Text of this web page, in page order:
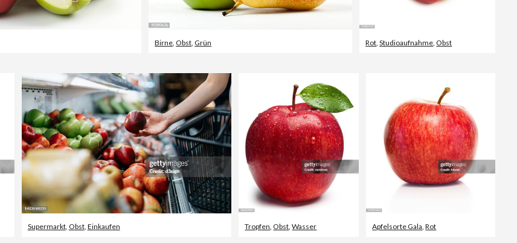
Birne, Obst, Grün Rot,Studioaufnahme, Obst
Supermarkt, Obst, Einkaufen Tropfen, Obst,Wasser Apfelsorte Gala,Rot